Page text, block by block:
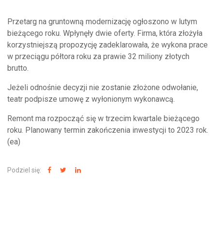
Przetarg na gruntowną modernizację ogłoszono w lutym
bieżącego roku. Wpłynęły dwie oferty. Firma, która złożyła
korzystniejszą propozycję zadeklarowała, że wykona prace
w przeciągu półtora roku za prawie 32 miliony złotych
brutto.
Jeżeli odnośnie decyzji nie zostanie złożone odwołanie,
teatr podpisze umowę z wyłonionym wykonawcą.
Remont ma rozpocząć się w trzecim kwartale bieżącego
roku. Planowany termin zakończenia inwestycji to 2023 rok.
(ea)
Podziel się: